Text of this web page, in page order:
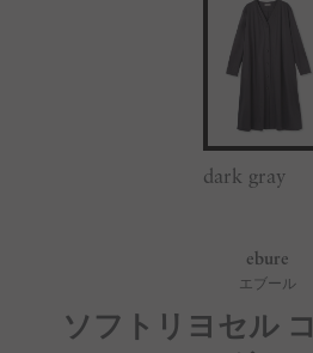
dark gray
ebure
エブール
ソフトリヨセル